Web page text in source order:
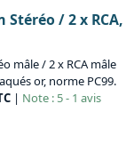
Stéréo / 2 x RCA,
mâle / 2 x RCA mâle
or, norme PC99.
| Note : 5 - 1 avis